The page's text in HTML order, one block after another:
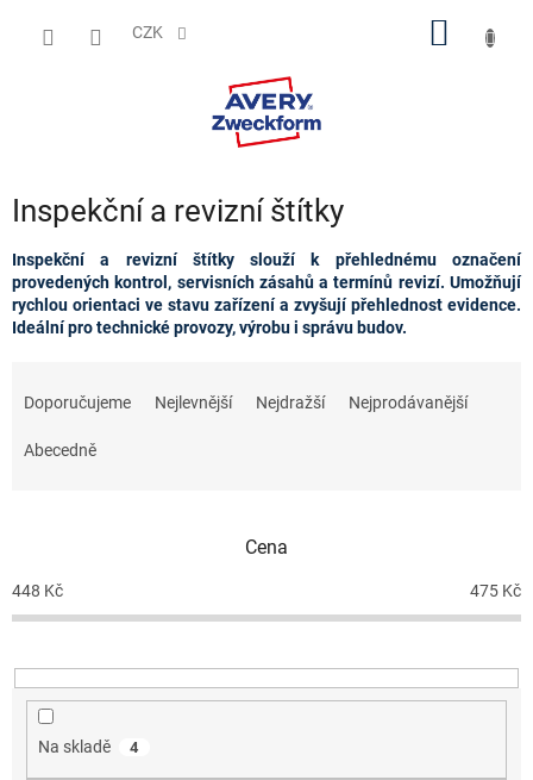
CZK
Inspekční a revizní štítky
Inspekční a revizní štítky slouží k přehlednému označení
provedených kontrol, servisních zásahů a termínů revizí. Umožňují
rychlou orientaci ve stavu zařízení a zvyšují přehlednost evidence.
Ideální pro technické provozy, výrobu i správu budov.
o
d
k
t
Doporučujeme Nejlevnější Nejdražší Nejprodávanější
Abecedně
Cena
448 Kč 475 Kč
Na skladě 4